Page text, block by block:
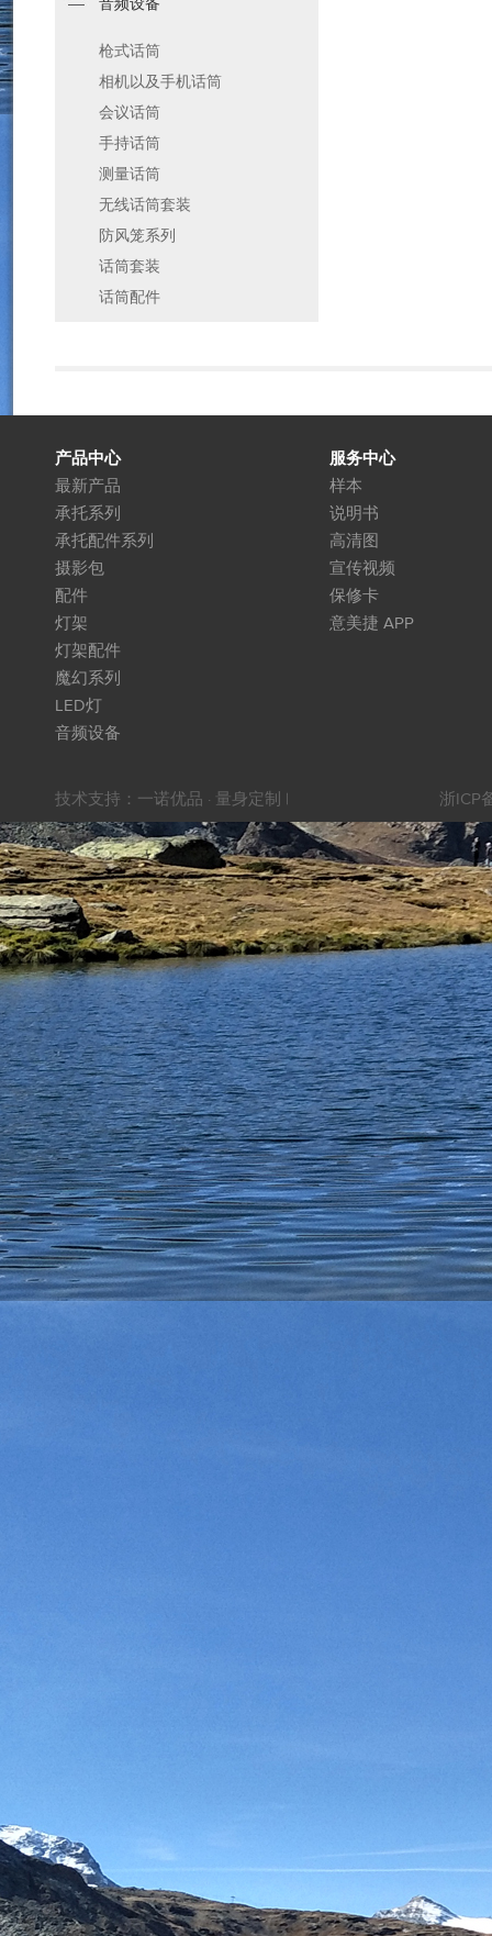
音频设备
枪式话筒
相机以及手机话筒
会议话筒
手持话筒
测量话筒
无线话筒套装
防风笼系列
话筒套装
话筒配件
产品中心
最新产品
承托系列
承托配件系列
摄影包
配件
灯架
灯架配件
魔幻系列
LED灯
音频设备
服务中心
样本
说明书
高清图
宣传视频
保修卡
意美捷 APP
技术支持： 一诺优品 · 量身定制 | 浙ICP